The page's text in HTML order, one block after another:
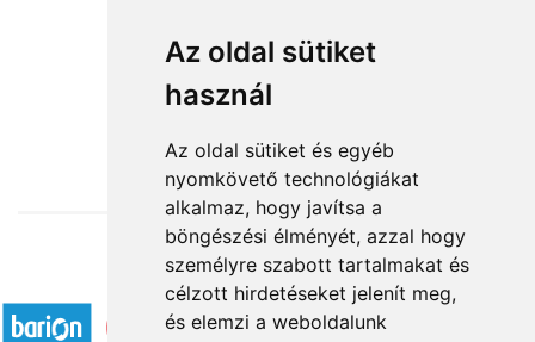
Az oldal sütiket
használ
Az oldal sütiket és egyéb
nyomkövető technológiákat
alkalmaz, hogy javítsa a
böngészési élményét, azzal hogy
személyre szabott tartalmakat és
célzott hirdetéseket jelenít meg,
és elemzi a weboldalunk
Titkos szelence
Elfogadott fizetési módok